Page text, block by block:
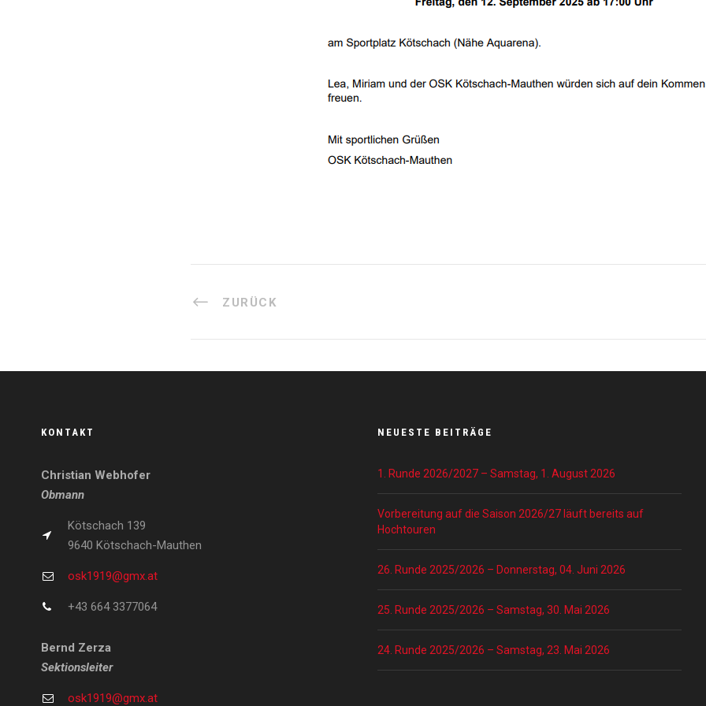
ZURÜCK
KONTAKT
Christian Webhofer
Obmann
Kötschach 139
9640 Kötschach-Mauthen
osk1919@gmx.at
+43 664 3377064
Bernd Zerza
Sektionsleiter
osk1919@gmx.at
NEUESTE BEITRÄGE
1. Runde 2026/2027 – Samstag, 1. August 2026
Vorbereitung auf die Saison 2026/27 läuft bereits auf
Hochtouren
26. Runde 2025/2026 – Donnerstag, 04. Juni 2026
25. Runde 2025/2026 – Samstag, 30. Mai 2026
24. Runde 2025/2026 – Samstag, 23. Mai 2026